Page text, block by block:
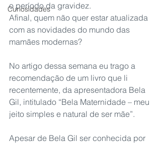
Curiosidades
o período da gravidez.
Afinal, quem não quer estar atualizada
com as novidades do mundo das
mamães modernas?
No artigo dessa semana eu trago a
recomendação de um livro que li
recentemente, da apresentadora Bela
Gil, intitulado “Bela Maternidade – meu
jeito simples e natural de ser mãe”.
Apesar de Bela Gil ser conhecida por